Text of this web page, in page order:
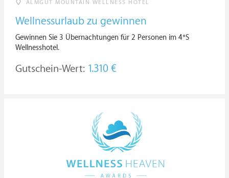
ALMGUT MOUNTAIN WELLNESS HOTEL
Wellnessurlaub zu gewinnen
Gewinnen Sie 3 Übernachtungen für 2 Personen im 4*S
Wellnesshotel.
Gutschein-Wert: 1.310 €